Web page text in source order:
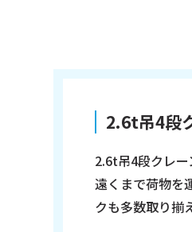
大きさ
大型
年式
2.6t吊4段
2.6t吊4段クレ
遠くまで荷物を
クも多数取り揃